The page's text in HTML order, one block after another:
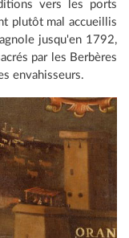
vers les ports
plutôt mal accueillis
jusqu'en 1792,
par les Berbères
envahisseurs.